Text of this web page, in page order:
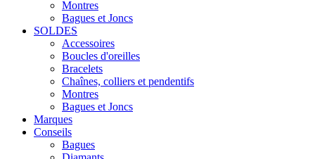
Montres
Bagues et Joncs
SOLDES
Accessoires
Boucles d'oreilles
Bracelets
Chaînes, colliers et pendentifs
Montres
Bagues et Joncs
Marques
Conseils
Bagues